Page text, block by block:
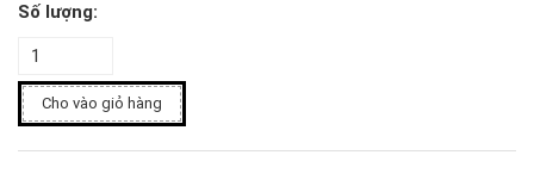
Số lượng:
Cho vào giỏ hàng